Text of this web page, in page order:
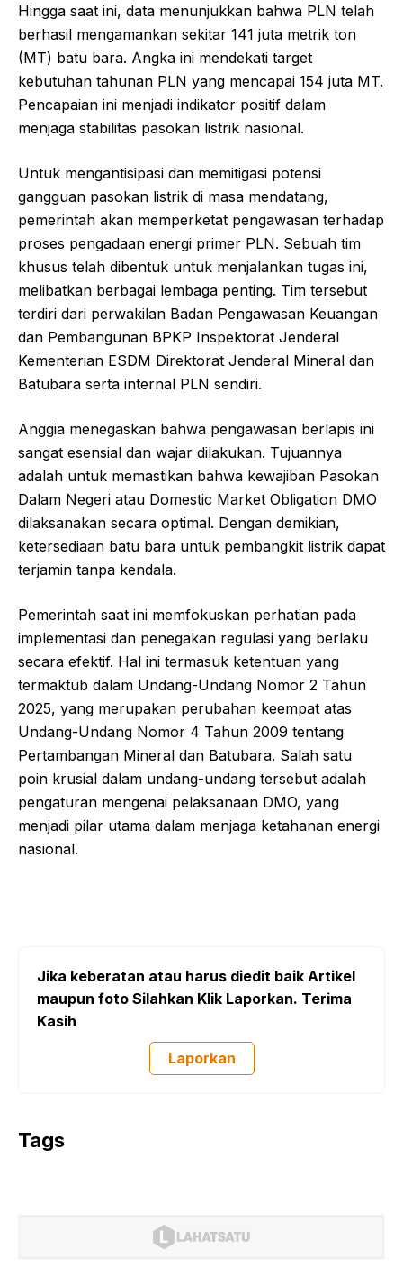
Hingga saat ini, data menunjukkan bahwa PLN telah
berhasil mengamankan sekitar 141 juta metrik ton
(MT) batu bara. Angka ini mendekati target
kebutuhan tahunan PLN yang mencapai 154 juta MT.
Pencapaian ini menjadi indikator positif dalam
menjaga stabilitas pasokan listrik nasional.
Untuk mengantisipasi dan memitigasi potensi
gangguan pasokan listrik di masa mendatang,
pemerintah akan memperketat pengawasan terhadap
proses pengadaan energi primer PLN. Sebuah tim
khusus telah dibentuk untuk menjalankan tugas ini,
melibatkan berbagai lembaga penting. Tim tersebut
terdiri dari perwakilan Badan Pengawasan Keuangan
dan Pembangunan BPKP Inspektorat Jenderal
Kementerian ESDM Direktorat Jenderal Mineral dan
Batubara serta internal PLN sendiri.
Anggia menegaskan bahwa pengawasan berlapis ini
sangat esensial dan wajar dilakukan. Tujuannya
adalah untuk memastikan bahwa kewajiban Pasokan
Dalam Negeri atau Domestic Market Obligation DMO
dilaksanakan secara optimal. Dengan demikian,
ketersediaan batu bara untuk pembangkit listrik dapat
terjamin tanpa kendala.
Pemerintah saat ini memfokuskan perhatian pada
implementasi dan penegakan regulasi yang berlaku
secara efektif. Hal ini termasuk ketentuan yang
termaktub dalam Undang-Undang Nomor 2 Tahun
2025, yang merupakan perubahan keempat atas
Undang-Undang Nomor 4 Tahun 2009 tentang
Pertambangan Mineral dan Batubara. Salah satu
poin krusial dalam undang-undang tersebut adalah
pengaturan mengenai pelaksanaan DMO, yang
menjadi pilar utama dalam menjaga ketahanan energi
nasional.
Jika keberatan atau harus diedit baik Artikel
maupun foto Silahkan Klik Laporkan. Terima
Kasih
Laporkan
Tags